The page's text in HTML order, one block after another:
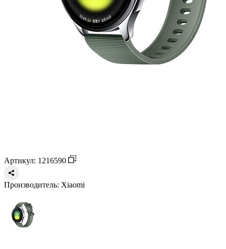
Артикул: 1216590
Производитель: Xiaomi